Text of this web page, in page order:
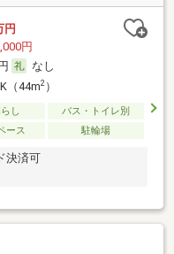
円
円
なし
（44m2）
し
バス・トイレ別
ース 駐輪場
決済可